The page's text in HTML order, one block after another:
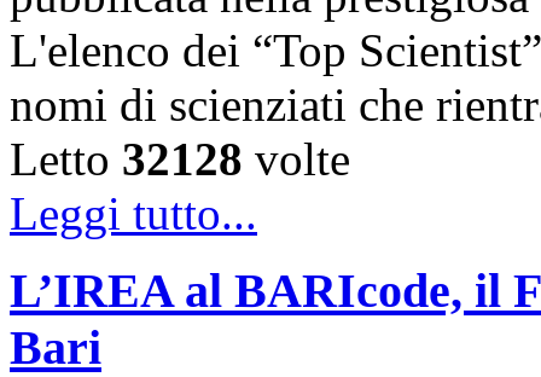
L'elenco dei “Top
nomi di scienziati che
Letto 32128 volte
Leggi tutto...
L’IREA al BARIcode, il
Bari